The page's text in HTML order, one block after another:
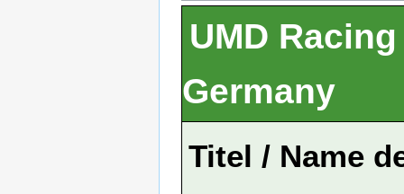
UMD
Germany
Titel / Name